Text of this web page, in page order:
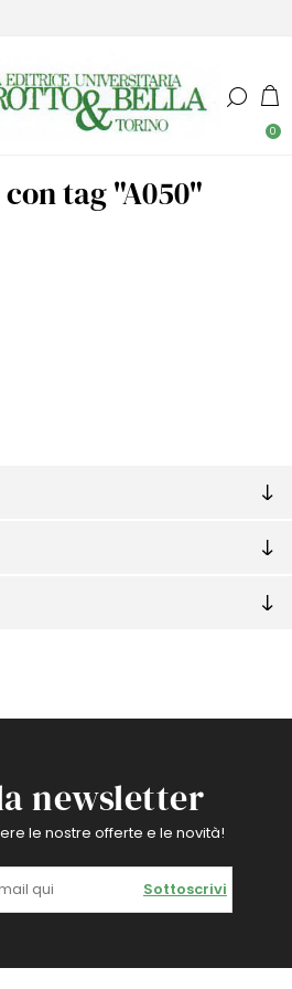
0
tag "A050"
newsletter
le nostre offerte e le novità!
Sottoscrivi